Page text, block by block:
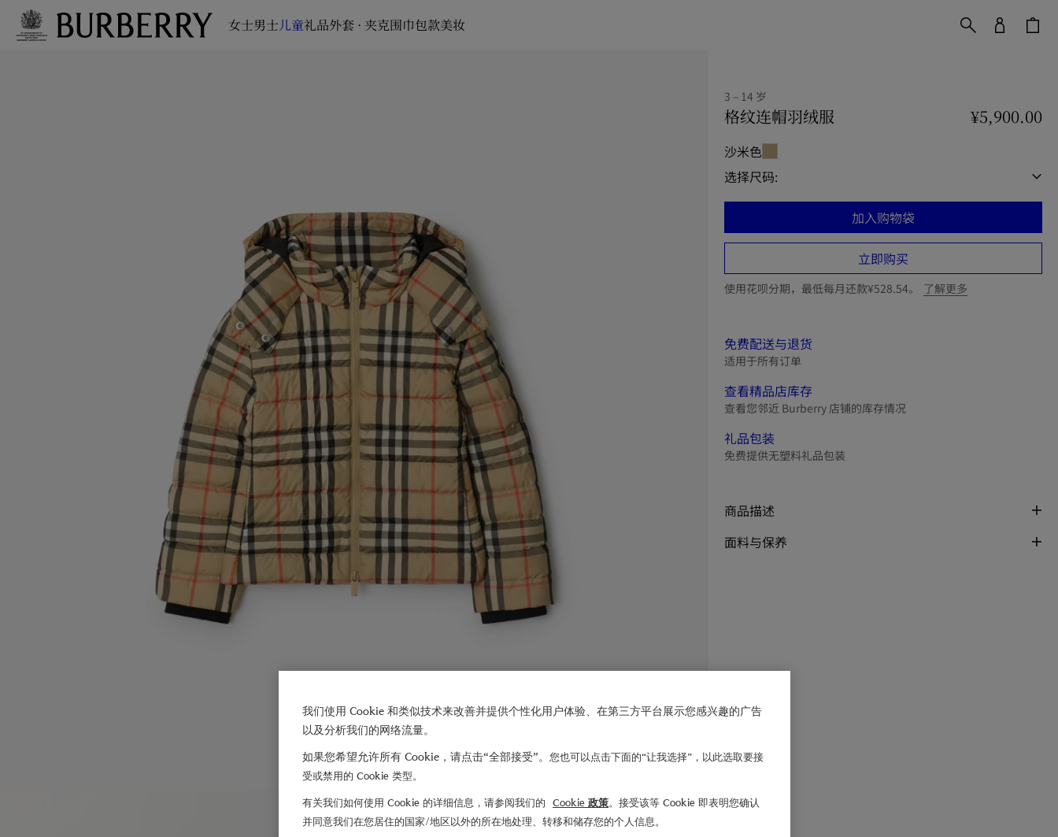
女士男士儿童礼品外套 · 夹克围巾包款美妆
3 – 14 岁
格纹连帽羽绒服 3 – 14 岁
¥5,900.00
沙米色
选择尺码:
加入购物袋
立即购买
使用花呗分期，最低每月还款¥528.54。 了解更多
免费配送与退货
适用于所有订单
查看精品店库存
查看您邻近 Burberry 店铺的库存情况
礼品包装
免费提供无塑料礼品包装
商品描述
面料与保养
我们使用 Cookie 和类似技术来改善并提供个性化用户体验、在第三方平台展示您感兴趣的广告
以及分析我们的网络流量。
如果您希望允许所有 Cookie，请点击“全部接受”。 您也可以点击下面的“让我选择”，以此选取要接
受或禁用的 Cookie 类型。
有关我们如何使用 Cookie 的详细信息，请参阅我们的 Cookie 政策。接受该等 Cookie 即表明您确认
并同意我们在您居住的国家/地区以外的所在地处理、转移和储存您的个人信息。